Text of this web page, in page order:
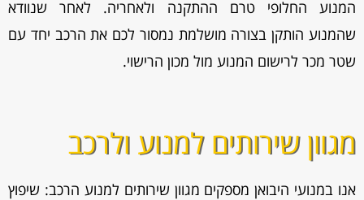
המנוע החלופי טרם ההתקנה ולאחריה. לאחר שנוודא
שהמנוע הותקן בצורה מושלמת נמסור לכם את הרכב יחד עם
שטר מכר לרישום המנוע מול מכון הרישוי.
מגוון שירותים למנוע ולרכב
אנו במנועי היבואן מספקים מגוון שירותים למנוע הרכב: שיפוץ